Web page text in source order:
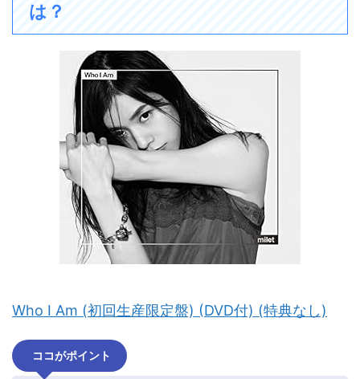
は？
Who I Am (初回生産限定盤) (DVD付) (特典なし)
ココがポイント